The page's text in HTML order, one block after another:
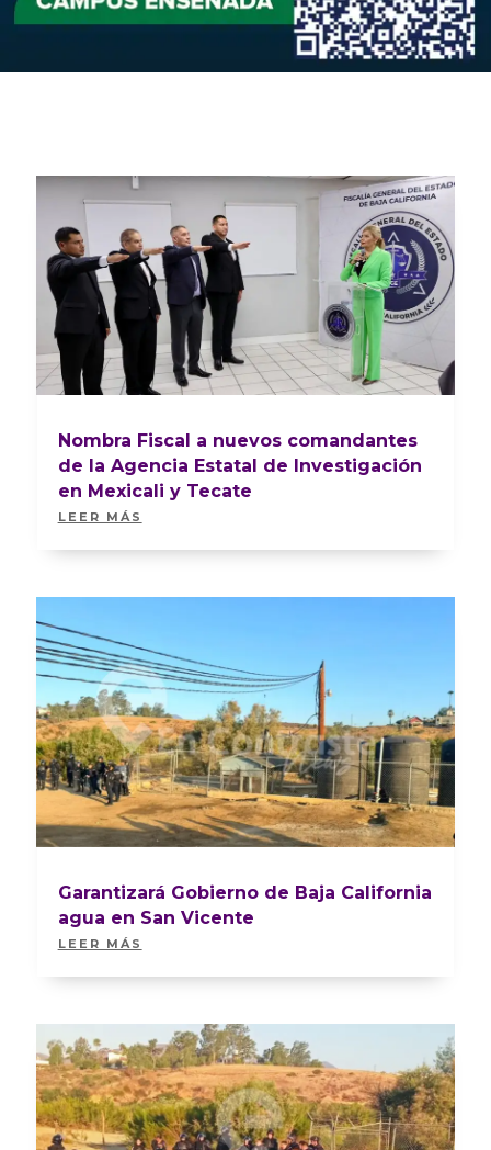
Nombra Fiscal a nuevos comandantes
de la Agencia Estatal de Investigación
en Mexicali y Tecate
LEER MÁS
Garantizará Gobierno de Baja California
agua en San Vicente
LEER MÁS